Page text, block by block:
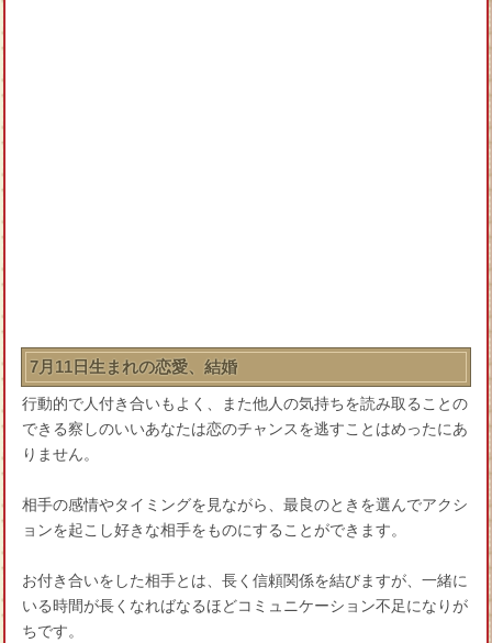
7月11日生まれの恋愛、結婚
行動的で人付き合いもよく、また他人の気持ちを読み取ることの
できる察しのいいあなたは恋のチャンスを逃すことはめったにあ
りません。
相手の感情やタイミングを見ながら、最良のときを選んでアクシ
ョンを起こし好きな相手をものにすることができます。
お付き合いをした相手とは、長く信頼関係を結びますが、一緒に
いる時間が長くなればなるほどコミュニケーション不足になりが
ちです。